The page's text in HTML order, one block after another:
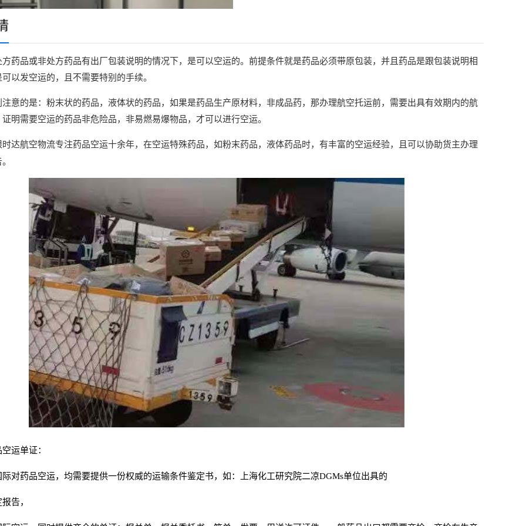
药品或非处方药品有出厂包装说明的情况下，是可以空运的。前提条件就是药品必须带原包装，并且药品是跟包装说明相
以发空运的，且不需要特别的手续。
意的是：粉末状的药品，液体状的药品，如果是药品生产原材料，非成品药，那办理航空托运前，需要出具有效期内的航
明需要空运的药品非危险品，非易燃易爆物品，才可以进行空运。
时达航空物流专注药品空运十余年，在空运特殊药品，如粉末药品，液体药品时，有丰富的空运经验，且可以协助货主办理
空运单证：
际对药品空运，均需要提供一份权威的运输条件鉴定书，如：上海化工研究院二凉DGMs单位出具的
报告，